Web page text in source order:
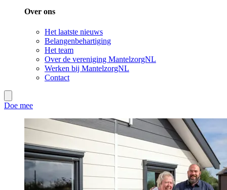
Over ons
Het laatste nieuws
Belangenbehartiging
Het team
Over de vereniging MantelzorgNL
Werken bij MantelzorgNL
Contact
Doe mee